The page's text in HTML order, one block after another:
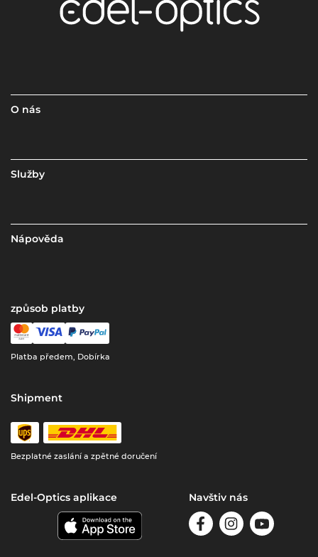
O nás
Služby
Nápověda
způsob platby
Platba předem, Dobírka
Shipment
Bezplatné zaslání a zpětné doručení
Edel-Optics aplikace Navštiv nás